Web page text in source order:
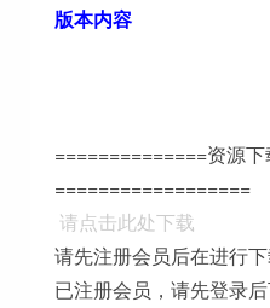
版本内容
==============资源
==================
请点击此处下载
请先注册会员后在进行
已注册会员，请先登录